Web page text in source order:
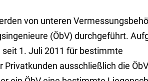
von unteren
(ÖbV) durchgeführt.
1. Juli 2011 für bestimmte
ausschließlich die